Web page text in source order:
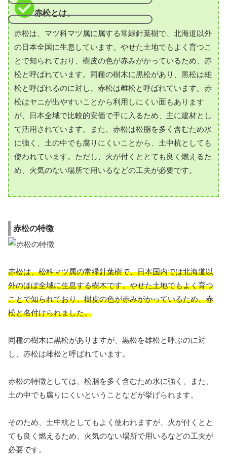
赤松とは。
赤松は、マツ科マツ属に属する常緑針葉樹で、北海道以外
の日本全国に生息しています。やせた土地でもよく育つこ
とで知られており、樹皮の色が赤みがかっているため、赤
松と呼ばれています。同種の樹木に黒松があり、黒松は雄
松と呼ばれるのに対し、赤松は雌松と呼ばれています。赤
松はヤニが出やすいことから利用しにくい面もあります
が、日本全域で比較的安価で手に入るため、主に建材とし
て活用されています。また、赤松は松脂を多く含むため水
に強く、土の中でも腐りにくいことから、土中杭としても
使われています。ただし、火が付くととても良く燃えるた
め、火気のない場所で用いるなどの工夫が必要です。
赤松の特徴
赤松は、松科マツ属の常緑針葉樹で、日本国内では北海道以
外のほぼ全域に生息する樹木です。やせた土地でもよく育つ
ことで知られており、樹皮の色が赤みがかっているため、赤
松と名付けられました。
同種の樹木に黒松がありますが、黒松を雄松と呼ぶのに対
し、赤松は雌松と呼ばれています。
赤松の特徴としては、松脂を多く含むため水に強く、また、
土の中でも腐りにくいということなどが挙げられます。
そのため、土中杭としてもよく使われますが、火が付くとと
ても良く燃えるため、火気のない場所で用いるなどの工夫が
必要です。